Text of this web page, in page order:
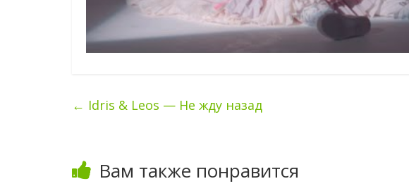
← Idris & Leos — Не жду назад
Вам также понравится